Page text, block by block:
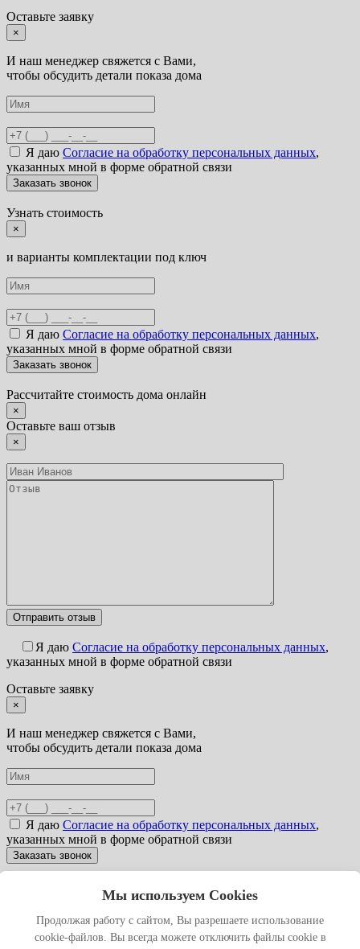
Оставьте заявку
×
И наш менеджер свяжется с Вами,
чтобы обсудить детали показа дома
Я даю Согласие на обработку персональных данных,
указанных мной в форме обратной связи
Узнать стоимость
×
и варианты комплектации под ключ
Я даю Согласие на обработку персональных данных,
указанных мной в форме обратной связи
Рассчитайте стоимость дома онлайн
×
Оставьте ваш отзыв
×
Я даю Согласие на обработку персональных данных,
указанных мной в форме обратной связи
Оставьте заявку
×
И наш менеджер свяжется с Вами,
чтобы обсудить детали показа дома
Я даю Согласие на обработку персональных данных,
указанных мной в форме обратной связи
Мы используем файлы cookies для улучшения работы сайта.
использования файлов cookies.
Мы используем Cookies
Продолжая работу с сайтом, Вы разрешаете использование
cookie-файлов. Вы всегда можете отключить файлы cookie в